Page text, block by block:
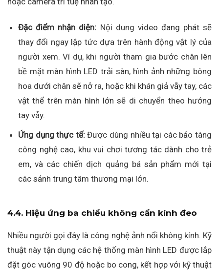
Đặc điểm nhận diện: Nội dung video đang phát sẽ
thay đổi ngay lập tức dựa trên hành động vật lý của
người xem. Ví dụ, khi người tham gia bước chân lên
bề mặt màn hình LED trải sàn, hình ảnh những bông
hoa dưới chân sẽ nở ra, hoặc khi khán giả vẫy tay, các
vật thể trên màn hình lớn sẽ di chuyển theo hướng
tay vẫy.
Ứng dụng thực tế:Được dùng nhiều tại các bảo tàng
công nghệ cao, khu vui chơi tương tác dành cho trẻ
em, và các chiến dịch quảng bá sản phẩm mới tại
các sảnh trung tâm thương mại lớn.
4.4. Hiệu ứng ba chiều không cần kính đeo
Nhiều người gọi đây là công nghệ ảnh nổi không kính. Kỹ
thuật này tận dụng các hệ thống màn hình LED được lắp
đặt góc vuông 90 độ hoặc bo cong, kết hợp với kỹ thuật